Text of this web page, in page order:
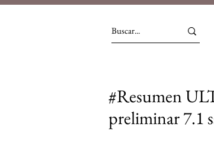
#Resumen
preliminar 7.1